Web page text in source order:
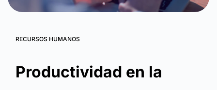
RECURSOS HUMANOS
Productividad en la